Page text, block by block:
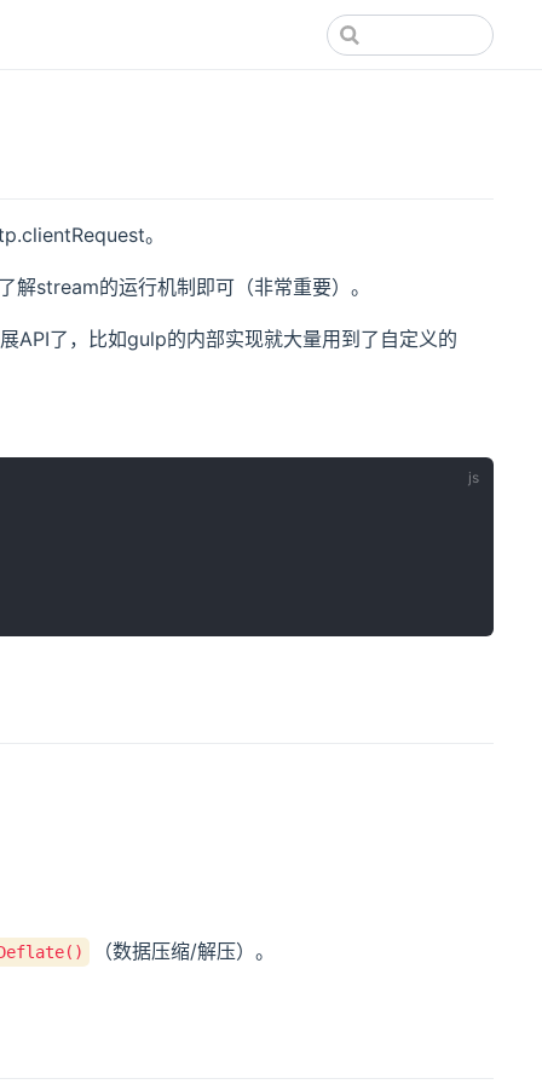
。
stream的运行机制即可（非常重要）。
API了，比如gulp的内部实现就大量用到了自定义的
（数据压缩/解压）。